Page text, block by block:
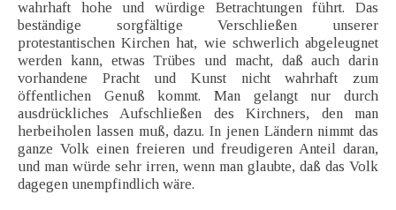
wahrhaft hohe und würdige Betrachtungen führt. Das
beständige sorgfältige Verschließen unserer
protestantischen Kirchen hat, wie schwerlich abgeleugnet
werden kann, etwas Trübes und macht, daß auch darin
vorhandene Pracht und Kunst nicht wahrhaft zum
öffentlichen Genuß kommt. Man gelangt nur durch
ausdrückliches Aufschließen des Kirchners, den man
herbeiholen lassen muß, dazu. In jenen Ländern nimmt das
ganze Volk einen freieren und freudigeren Anteil daran,
und man würde sehr irren, wenn man glaubte, daß das Volk
dagegen unempfindlich wäre.